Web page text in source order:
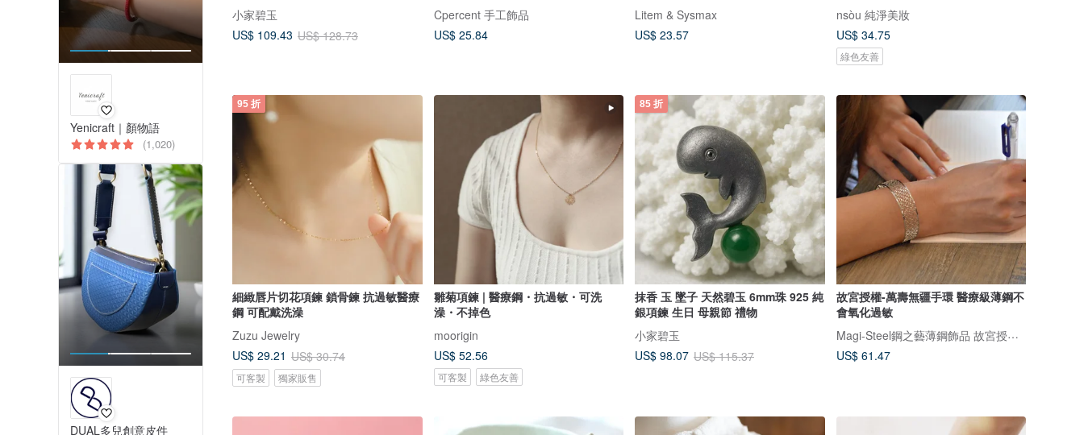
Yenicraft｜顏物語
(1,020)
DUAL多兒創意皮件
小家碧玉
US$ 109.43 US$ 128.73
Cpercent 手工飾品
US$ 25.84
Litem & Sysmax
US$ 23.57
nsòu 純淨美妝
US$ 34.75
綠色友善
95 折
細緻唇片切花項鍊 鎖骨鍊 抗過敏醫療
鋼 可配戴洗澡
Zuzu Jewelry
US$ 29.21 US$ 30.74
可客製 獨家販售
雛菊項鍊 | 醫療鋼・抗過敏・可洗
澡・不掉色
moorigin
US$ 52.56
可客製 綠色友善
85 折
抹香 玉 墜子 天然碧玉 6mm珠 925 純
銀項鍊 生日 母親節 禮物
小家碧玉
US$ 98.07 US$ 115.37
故宮授權-萬壽無疆手環 醫療級薄鋼不
會氧化過敏
Magi-Steel鋼之藝薄鋼飾品 故宮授權聯名商品 台灣設計製造
US$ 61.47